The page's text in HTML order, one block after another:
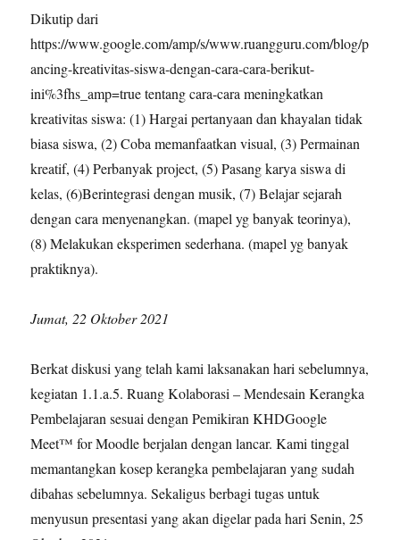
Dikutip dari
https://www.google.com/amp/s/www.ruangguru.com/blog/p
ancing-kreativitas-siswa-dengan-cara-cara-berikut-
ini%3fhs_amp=true tentang cara-cara meningkatkan
kreativitas siswa: (1) Hargai pertanyaan dan khayalan tidak
biasa siswa, (2) Coba memanfaatkan visual, (3) Permainan
kreatif, (4) Perbanyak project, (5) Pasang karya siswa di
kelas, (6)Berintegrasi dengan musik, (7) Belajar sejarah
dengan cara menyenangkan. (mapel yg banyak teorinya),
(8) Melakukan eksperimen sederhana. (mapel yg banyak
praktiknya).
Jumat, 22 Oktober 2021
Berkat diskusi yang telah kami laksanakan hari sebelumnya,
kegiatan 1.1.a.5. Ruang Kolaborasi – Mendesain Kerangka
Pembelajaran sesuai dengan Pemikiran KHDGoogle
Meet™ for Moodle berjalan dengan lancar. Kami tinggal
memantangkan kosep kerangka pembelajaran yang sudah
dibahas sebelumnya. Sekaligus berbagi tugas untuk
menyusun presentasi yang akan digelar pada hari Senin, 25